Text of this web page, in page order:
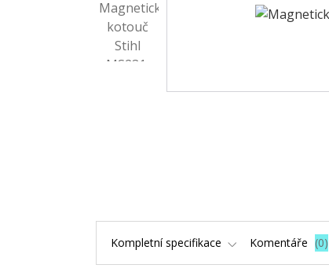
Kompletní specifikace Komentáře 0